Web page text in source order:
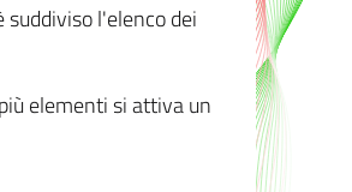
l'elenco dei
elementi si attiva un